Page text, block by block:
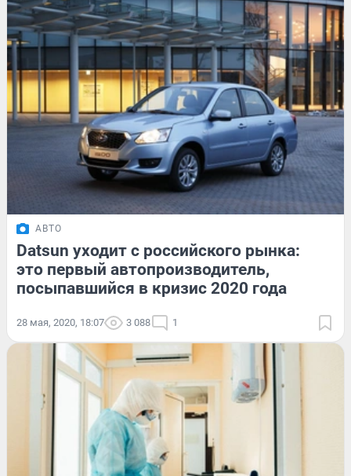
АВТО
Datsun уходит с российского рынка:
это первый автопроизводитель,
посыпавшийся в кризис 2020 года
28 мая, 2020, 18:07 3 088 1